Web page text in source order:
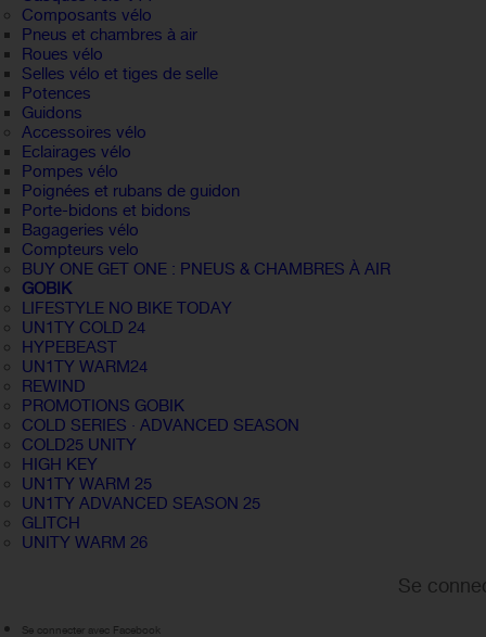
Composants vélo
Pneus et chambres à air
Roues vélo
Selles vélo et tiges de selle
Potences
Guidons
Accessoires vélo
Eclairages vélo
Pompes vélo
Poignées et rubans de guidon
Porte-bidons et bidons
Bagageries vélo
Compteurs velo
BUY ONE GET ONE : PNEUS & CHAMBRES À AIR
GOBIK
LIFESTYLE NO BIKE TODAY
UN1TY COLD 24
HYPEBEAST
UN1TY WARM24
REWIND
PROMOTIONS GOBIK
COLD SERIES · ADVANCED SEASON
COLD25 UNITY
HIGH KEY
UN1TY WARM 25
UN1TY ADVANCED SEASON 25
GLITCH
UNITY WARM 26
Se
Se connecter avec Facebook